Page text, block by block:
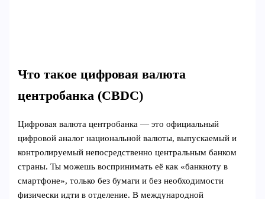
Что такое цифровая валюта
центробанка (CBDC)
Цифровая валюта центробанка — это официальный
цифровой аналог национальной валюты, выпускаемый и
контролируемый непосредственно центральным банком
страны. Ты можешь воспринимать её как «банкноту в
смартфоне», только без бумаги и без необходимости
физически идти в отделение. В международной